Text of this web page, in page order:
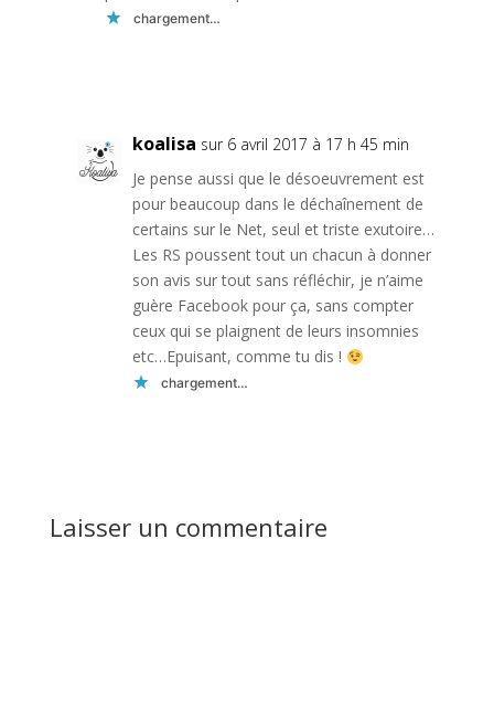
chargement…
koalisa sur 6 avril 2017 à 17 h 45 min
Je pense aussi que le désoeuvrement est
pour beaucoup dans le déchaînement de
certains sur le Net, seul et triste exutoire…
Les RS poussent tout un chacun à donner
son avis sur tout sans réfléchir, je n’aime
guère Facebook pour ça, sans compter
ceux qui se plaignent de leurs insomnies
etc…Epuisant, comme tu dis !
chargement…
Laisser un commentaire